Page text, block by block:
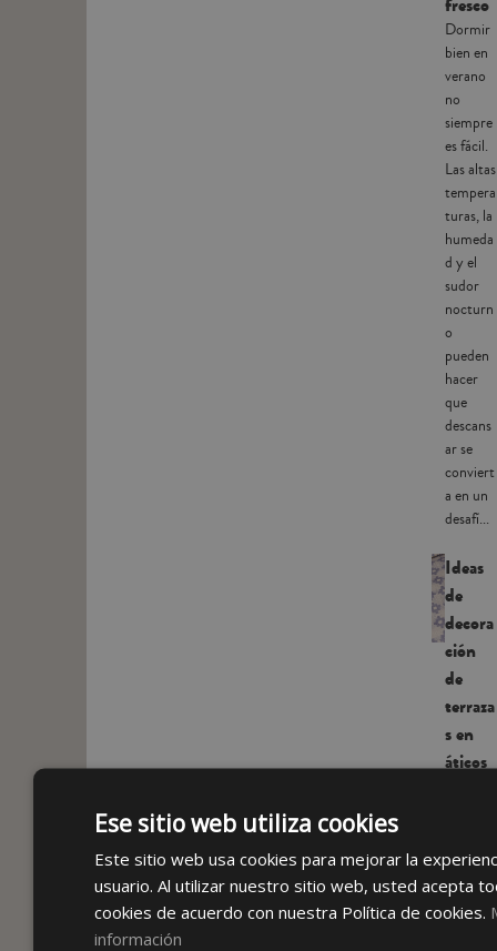
Dormir
bien en
verano
no
siempre
es fácil.
Las altas
tempera
turas, la
humeda
d y el
sudor
nocturn
o
pueden
hacer
que
descans
ar se
conviert
a en un
desafí...
Ideas
de
decora
ción
de
terraza
s en
áticos
Las
terrazas
en
Ese sitio web utiliza cookies
Este sitio web usa cookies para mejorar la
usuario. Al utilizar nuestro sitio web, usted acepta
cookies de acuerdo con nuestra Política de cookies.
información